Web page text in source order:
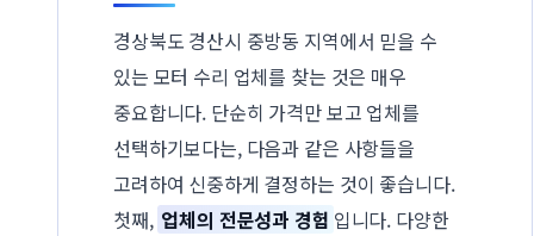
경상북도 경산시 중방동 지역에서 믿을 수
있는 모터 수리 업체를 찾는 것은 매우
중요합니다. 단순히 가격만 보고 업체를
선택하기보다는, 다음과 같은 사항들을
고려하여 신중하게 결정하는 것이 좋습니다.
첫째, 업체의 전문성과 경험 입니다. 다양한